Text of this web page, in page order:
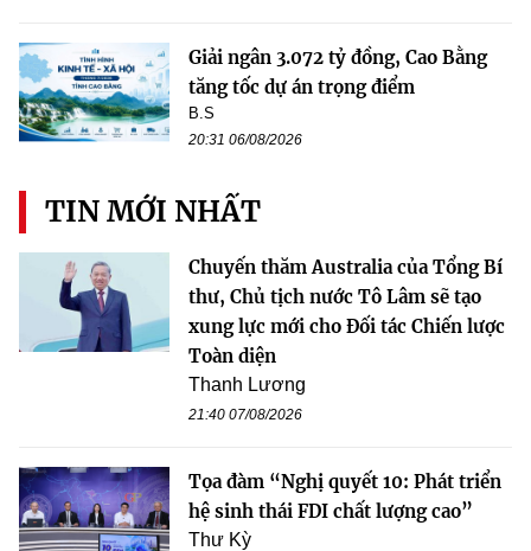
Giải ngân 3.072 tỷ đồng, Cao Bằng
tăng tốc dự án trọng điểm
B.S
20:31 06/08/2026
TIN MỚI NHẤT
Chuyến thăm Australia của Tổng Bí
thư, Chủ tịch nước Tô Lâm sẽ tạo
xung lực mới cho Đối tác Chiến lược
Toàn diện
Thanh Lương
21:40 07/08/2026
Tọa đàm “Nghị quyết 10: Phát triển
hệ sinh thái FDI chất lượng cao”
Thư Kỳ